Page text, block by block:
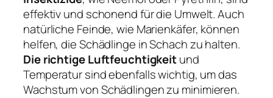
effektiv und schonend für die Umwelt. Auch
natürliche Feinde, wie Marienkäfer, können
helfen, die Schädlinge in Schach zu halten.
Die richtige Luftfeuchtigkeitund
Temperatur sind ebenfalls wichtig, um das
Wachstum von Schädlingen zu minimieren.